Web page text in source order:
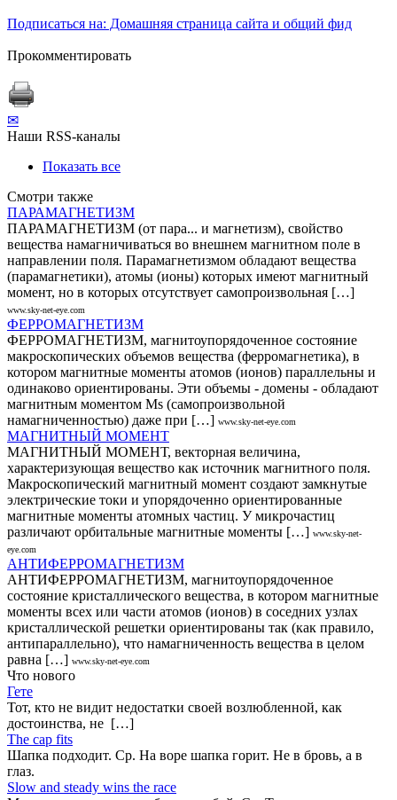
Подписаться на: Домашняя страница сайта и общий фид
Прокомментировать
✉
Наши RSS-каналы
Показать все
Смотри также
ПАРАМАГНЕТИЗМ
ПАРАМАГНЕТИЗМ (от пара... и магнетизм), свойство
вещества намагничиваться во внешнем магнитном поле в
направлении поля. Парамагнетизмом обладают вещества
(парамагнетики), атомы (ионы) которых имеют магнитный
момент, но в которых отсутствует самопроизвольная […]
www.sky-net-eye.com
ФЕРРОМАГНЕТИЗМ
ФЕРРОМАГНЕТИЗМ, магнитоупорядоченное состояние
макроскопических объемов вещества (ферромагнетика), в
котором магнитные моменты атомов (ионов) параллельны и
одинаково ориентированы. Эти объемы - домены - обладают
магнитным моментом Ms (самопроизвольной
намагниченностью) даже при […] www.sky-net-eye.com
МАГНИТНЫЙ МОМЕНТ
МАГНИТНЫЙ МОМЕНТ, векторная величина,
характеризующая вещество как источник магнитного поля.
Макроскопический магнитный момент создают замкнутые
электрические токи и упорядоченно ориентированные
магнитные моменты атомных частиц. У микрочастиц
различают орбитальные магнитные моменты […] www.sky-net-
eye.com
АНТИФЕРРОМАГНЕТИЗМ
АНТИФЕРРОМАГНЕТИЗМ, магнитоупорядоченное
состояние кристаллического вещества, в котором магнитные
моменты всех или части атомов (ионов) в соседних узлах
кристаллической решетки ориентированы так (как правило,
антипараллельно), что намагниченность вещества в целом
равна […] www.sky-net-eye.com
Что нового
Гете
Тот, кто не видит недостатки своей возлюбленной, как
достоинства, не […]
The cap fits
Шапка подходит. Ср. На воре шапка горит. Не в бровь, а в
глаз.
Slow and steady wins the race